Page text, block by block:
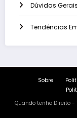
Dúvidas Gerais
Tendências
Sobre
Quando tenho Direito -